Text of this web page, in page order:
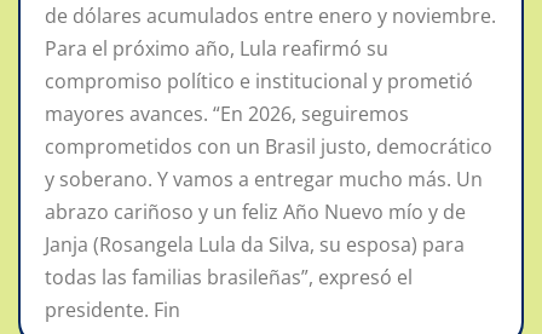
de dólares acumulados entre enero y noviembre.
Para el próximo año, Lula reafirmó su
compromiso político e institucional y prometió
mayores avances. “En 2026, seguiremos
comprometidos con un Brasil justo, democrático
y soberano. Y vamos a entregar mucho más. Un
abrazo cariñoso y un feliz Año Nuevo mío y de
Janja (Rosangela Lula da Silva, su esposa) para
todas las familias brasileñas”, expresó el
presidente. Fin